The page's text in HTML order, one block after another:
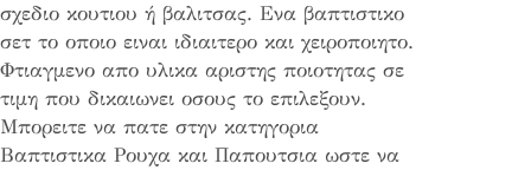
σχεδιο κουτιου ή βαλιτσας. Ενα βαπτιστικο
σετ το οποιο ειναι ιδιαιτερο και χειροποιητο.
Φτιαγμενο απο υλικα αριστης ποιοτητας σε
τιμη που δικαιωνει οσους το επιλεξουν.
Μπορειτε να πατε στην κατηγορια
Βαπτιστικα Ρουχα και Παπουτσια ωστε να